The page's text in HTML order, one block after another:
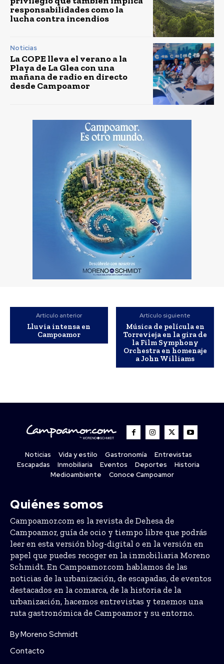
responsabilidades como la
lucha contra incendios
Noticias
La COPE lleva el verano a la
Playa de La Glea con una
mañana de radio en directo
desde Campoamor
Artículo anterior
Lluvia intensa en
Campoamor
Artículo siguiente
Música de película en
Torrevieja en la gira de
la Film Symphony
Orchestra en homenaje
a John Williams
Noticias Vida y estilo Gastronomía
Entrevistas
Escapadas
Inmobiliaria Eventos Deportes
Historia
Medioambiente
Conoce Campoamor
Quiénes somos
Campoamor.com es la revista de Dehesa de
Campoamor, guía de ocio y tiempo libre que podrás
leer en esta versión blog-digital o en la versión en
papel que puedes recoger en la inmobiliaria Moreno
Schmidt. En Campoamor.com hablamos de las
noticias de la urbanización, de escapadas, de eventos
destacados en la comarca, de la historia de la
urbanización, hacemos entrevistas y tenemos una
ruta gastronómica de Campoamor y su entorno.
By Moreno Schmidt
Contacto